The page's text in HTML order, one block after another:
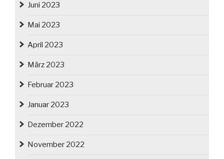
Juni 2023
Mai 2023
April 2023
März 2023
Februar 2023
Januar 2023
Dezember 2022
November 2022